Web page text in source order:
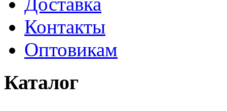
Контакты
Оптовикам
Каталог